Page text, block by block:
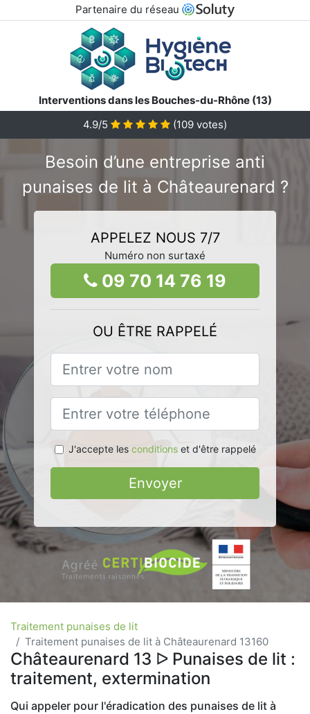
Partenaire du réseau
Interventions dans les Bouches-du-Rhône (13)
4.9/5
(109 votes)
Besoin d’une entreprise anti
punaises de lit à Châteaurenard ?
APPELEZ NOUS 7/7
Numéro non surtaxé
09 70 14 76 19
OU ÊTRE RAPPELÉ
J'accepte les conditionset d'être rappelé
Envoyer
Traitement punaises de lit
Traitement punaises de lit à Châteaurenard 13160
Châteaurenard 13 ᐅ Punaises de lit :
traitement, extermination
Qui appeler pour l'éradication des punaises de lit à